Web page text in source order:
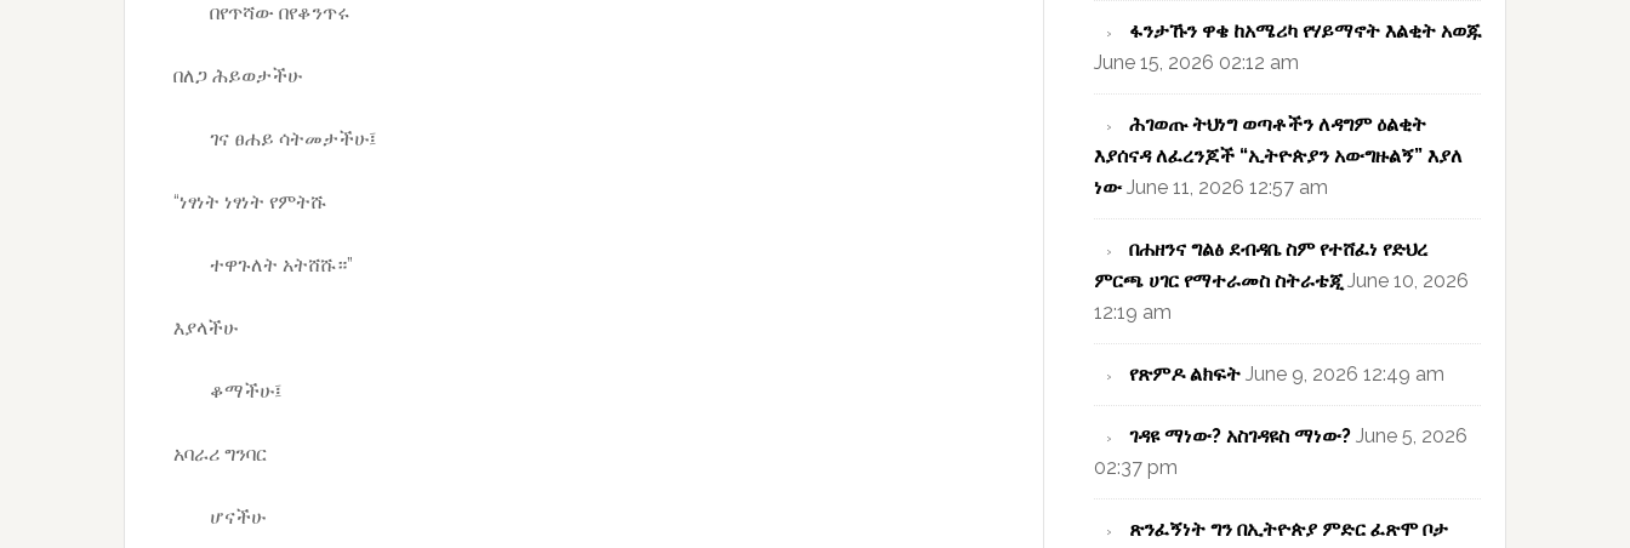
በየጥሻው በየቆንጥሩ
በለጋ ሕይወታችሁ
ገና ፀሐይ ሳትመታችሁ፤
“ነፃነት ነፃነት የምትሹ
ተዋጉለት አትሸሹ።”
እያላችሁ
ቆማችሁ፤
አባራሪ ግንባር
ሆናችሁ
ፋንታኹን ዋቄ ከአሜሪካ የሃይማኖት እልቂት አወጁ
June 15, 2026 02:12 am
ሕገወጡ ትህነግ ወጣቶችን ለዳግም ዕልቂት
እያሰናዳ ለፈረንጆች “ኢትዮጵያን አውግዙልኝ” እያለ
ነው June 11, 2026 12:57 am
በሐዘንና ግልፅ ደብዳቤ ስም የተሸፈነ የድህረ
ምርጫ ሀገር የማተራመስ ስትራቴጂ June 10, 2026
12:19 am
የጽምዶ ልክፍት June 9, 2026 12:49 am
ገዳዩ ማነው? አስገዳዩስ ማነው? June 5, 2026
02:37 pm
ጽንፈኝነት ግን በኢትዮጵያ ምድር ፈጽሞ ቦታ